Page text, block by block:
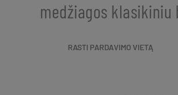
medžiagos
RASTI PARDAVIMO VIETĄ